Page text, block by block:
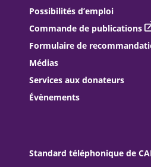
Possibilités d’emploi
Commande de publications
Formulaire de
Médias
Services aux donateurs
Évènements
Standard téléphonique de